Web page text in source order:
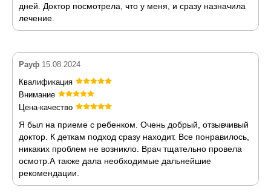
дней. Доктор посмотрела, что у меня, и сразу назначила
лечение.
Рауф 15.08.2024
Квалификация
Внимание
Цена-качество
Я был на приеме с ребенком. Очень добрый, отзывчивый
доктор. К деткам подход сразу находит. Все понравилось,
никаких проблем не возникло. Врач тщательно провела
осмотр.А также дала необходимые дальнейшие
рекомендации.